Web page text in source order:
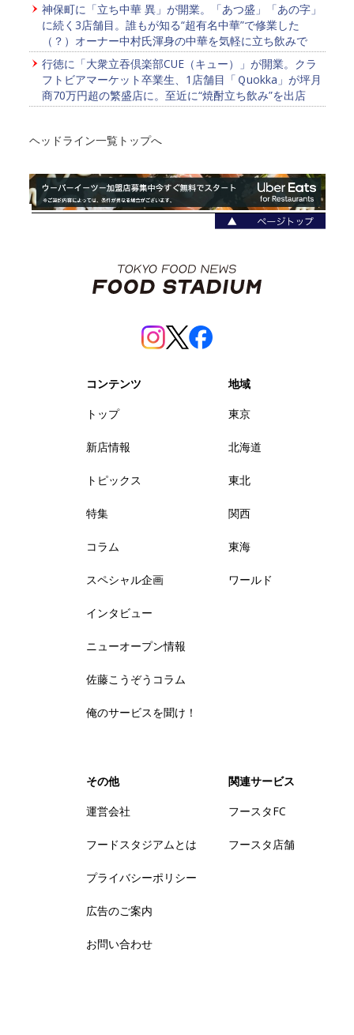
神保町に「立ち中華 異」が開業。「あつ盛」「あの字」
に続く3店舗目。誰もが知る“超有名中華”で修業した
（？）オーナー中村氏渾身の中華を気軽に立ち飲みで
行徳に「大衆立吞倶楽部CUE（キュー）」が開業。クラ
フトビアマーケット卒業生、1店舗目「Ｑuokka」が坪月
商70万円超の繁盛店に。至近に“焼酎立ち飲み”を出店
ヘッドライン一覧トップへ
コンテンツ
トップ
新店情報
トピックス
特集
コラム
スペシャル企画
インタビュー
ニューオープン情報
佐藤こうぞうコラム
俺のサービスを聞け！
地域
東京
北海道
東北
関西
東海
ワールド
その他
運営会社
フードスタジアムとは
プライバシーポリシー
広告のご案内
お問い合わせ
関連サービス
フースタFC
フースタ店舗